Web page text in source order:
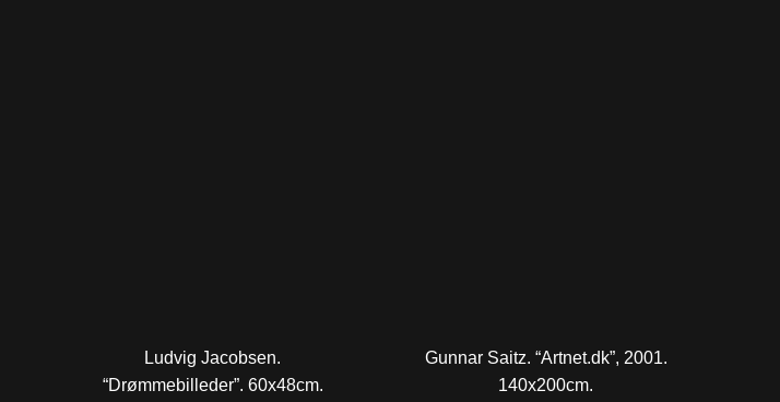
Ludvig Jacobsen.
“Drømmebilleder”. 60x48cm.
Gunnar Saitz. “Artnet.dk”, 2001.
140x200cm.